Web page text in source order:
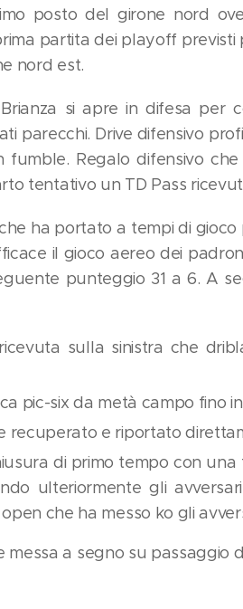
posto del girone nord
partita dei playoff
nord est.
si apre in difesa per
parecchi. Drive difensivo
Regalo difensivo
tentativo un TD Pass
ha portato a tempi di
il gioco aereo dei
punteggio 31 a 6. A
sulla sinistra che
pic-six da metà campo fino
recuperato e riportato
di primo tempo con
ulteriormente gli
che ha messo ko gli
a segno su passaggio